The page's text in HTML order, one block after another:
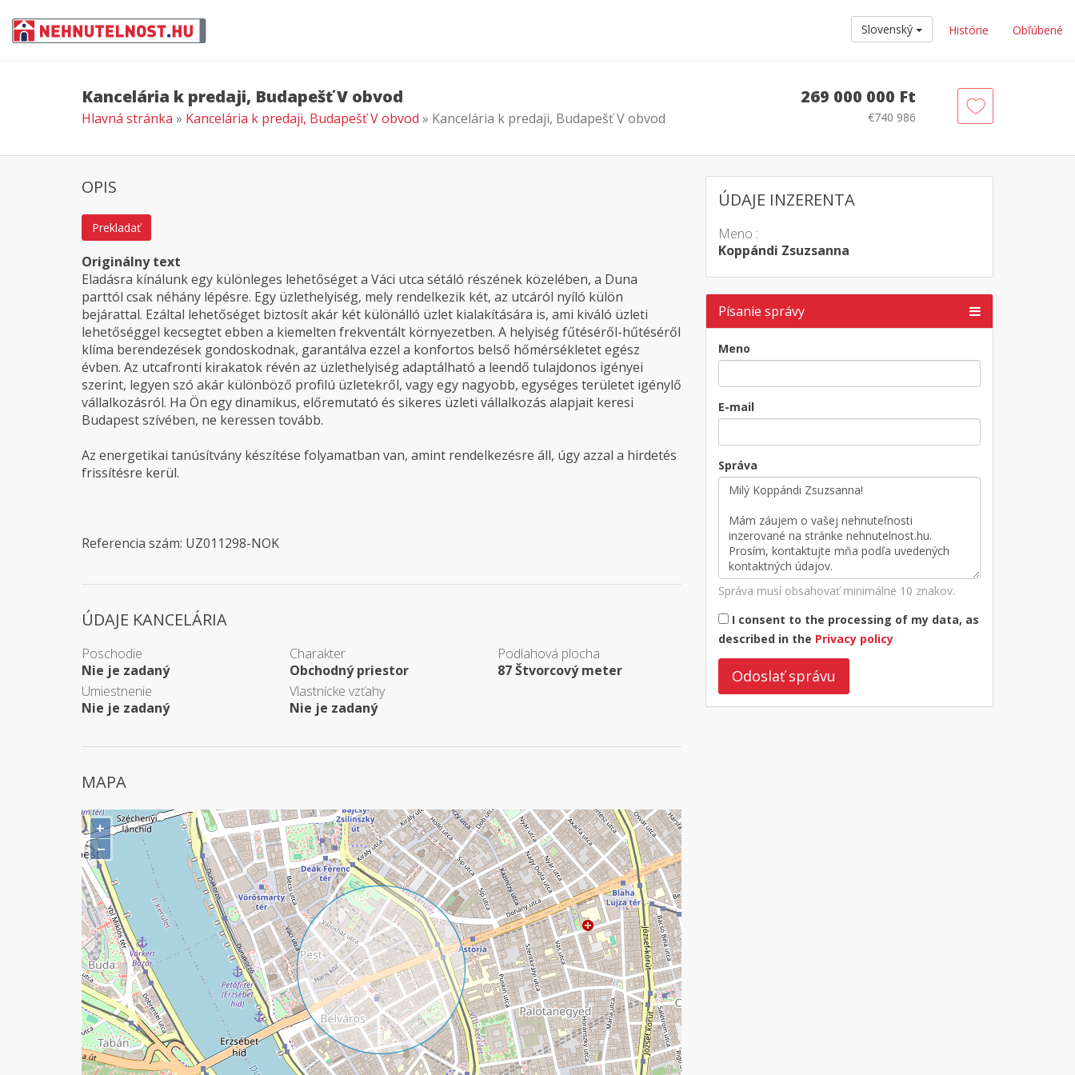
Slovenský Histórie Obľúbené
Kancelária k predaji, Budapešť V obvod
Hlavná stránka » Kancelária k predaji, Budapešť V obvod » Kancelária k predaji, Budapešť V obvod
269 000 000 Ft
€740 986
ÚDAJE INZERENTA
Meno :
Koppándi Zsuzsanna
Písanie správy
Meno
E-mail
Správa
Správa musí obsahovať minimálne 10 znakov.
I consent to the processing of my data, as
described in the Privacy policy
Odoslať správu
OPIS
Prekladať
Originálny text
Eladásra kínálunk egy különleges lehetőséget a Váci utca sétáló részének közelében, a Duna
parttól csak néhány lépésre. Egy üzlethelyiség, mely rendelkezik két, az utcáról nyíló külön
bejárattal. Ezáltal lehetőséget biztosít akár két különálló üzlet kialakítására is, ami kiváló üzleti
lehetőséggel kecsegtet ebben a kiemelten frekventált környezetben. A helyiség fűtéséről-hűtéséről
klíma berendezések gondoskodnak, garantálva ezzel a konfortos belső hőmérsékletet egész
évben. Az utcafronti kirakatok révén az üzlethelyiség adaptálható a leendő tulajdonos igényei
szerint, legyen szó akár különböző profilú üzletekről, vagy egy nagyobb, egységes területet igénylő
vállalkozásról. Ha Ön egy dinamikus, előremutató és sikeres üzleti vállalkozás alapjait keresi
Budapest szívében, ne keressen tovább.
Az energetikai tanúsítvány készítése folyamatban van, amint rendelkezésre áll, úgy azzal a hirdetés
frissítésre kerül.
Referencia szám: UZ011298-NOK
ÚDAJE KANCELÁRIA
Poschodie
Nie je zadaný
Charakter
Obchodný priestor
Podlahová plocha
87 Štvorcový meter
Umiestnenie
Nie je zadaný
Vlastnícke vzťahy
Nie je zadaný
MAPA
+
−